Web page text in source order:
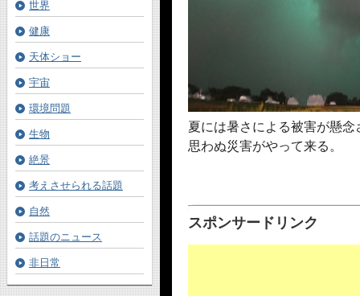
夏には暑さによる被害が懸
思わぬ災害がやって来る。
スポンサードリンク
世界
健康
天体ショー
宇宙
環境問題
生物
絶景
考えさせられる話題
自然
話題のニュース
非日常